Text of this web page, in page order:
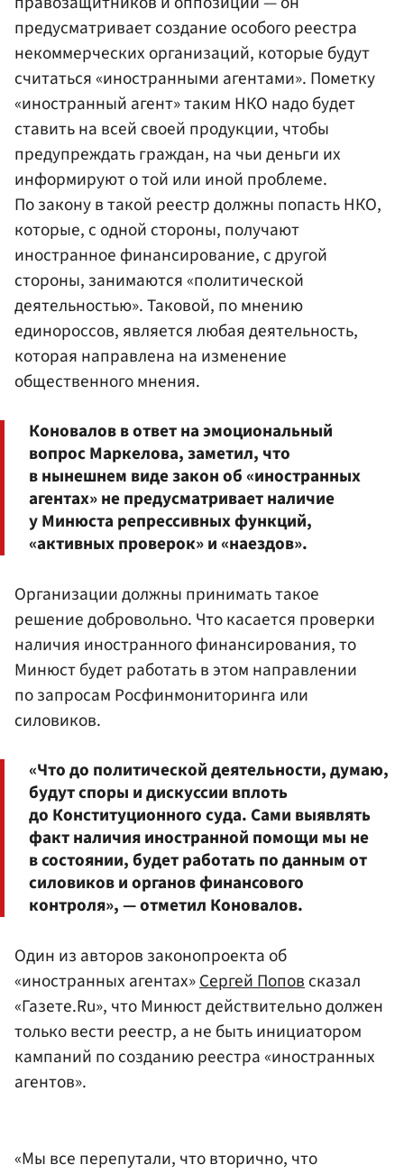
предусматривает создание особого реестра
некоммерческих организаций, которые будут
считаться «иностранными агентами». Пометку
«иностранный агент» таким НКО надо будет
ставить на всей своей продукции, чтобы
предупреждать граждан, на чьи деньги их
информируют о той или иной проблеме.
По закону в такой реестр должны попасть НКО,
которые, с одной стороны, получают
иностранное финансирование, с другой
стороны, занимаются «политической
деятельностью». Таковой, по мнению
единороссов, является любая деятельность,
которая направлена на изменение
общественного мнения.
Коновалов в ответ на эмоциональный
вопрос Маркелова, заметил, что
в нынешнем виде закон об «иностранных
агентах» не предусматривает наличие
у Минюста репрессивных функций,
«активных проверок» и «наездов».
Организации должны принимать такое
решение добровольно. Что касается проверки
наличия иностранного финансирования, то
Минюст будет работать в этом направлении
по запросам Росфинмониторинга или
силовиков.
«Что до политической деятельности, думаю,
будут споры и дискуссии вплоть
до Конституционного суда. Сами выявлять
факт наличия иностранной помощи мы не
в состоянии, будет работать по данным от
силовиков и органов финансового
контроля», — отметил Коновалов.
Один из авторов законопроекта об
«иностранных агентах»Сергей Попов сказал
«Газете.Ru», что Минюст действительно должен
только вести реестр, а не быть инициатором
кампаний по созданию реестра «иностранных
агентов».
«Мы все перепутали, что вторично, что